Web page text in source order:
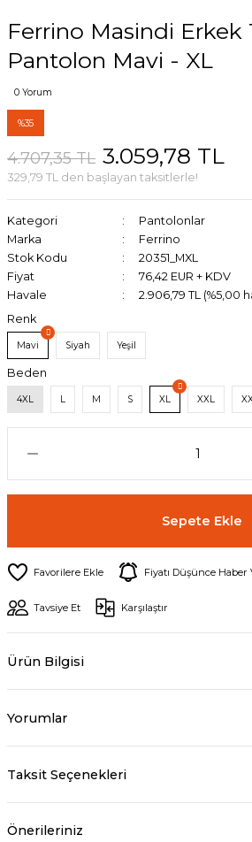
Ferrino Masindi Erkek
Pantolon Mavi - XL
0 Yorum
%35
4.707,35 TL 3.059,78 TL
329,79 TL den başlayan taksitlerle!
Kategori
Pantolonlar
Marka
Ferrino
Stok Kodu
20351_MXL
Fiyat
76,42 EUR + KDV
Havale
2.906,79 TL (%5,00
Renk
Mavi Siyah Yeşil
Beden
4XL L M S XL XXL
Sepete Ekle
Fiyatı Düşünce Haber
Tavsiye Et Karşılaştır
Ürün Bilgisi
Yorumlar
Taksit Seçenekleri
Önerileriniz